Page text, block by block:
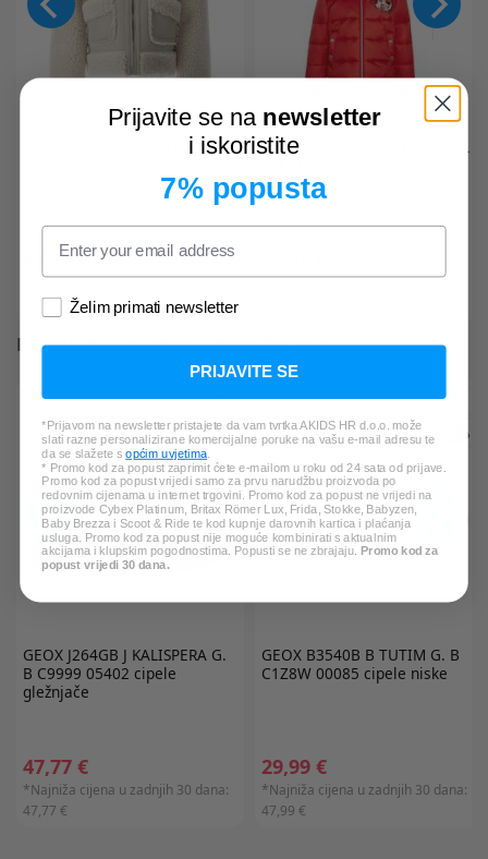
DFA3512F
47,99 €
*Najniža cijena u zadnjih 30 dana:
59,99 €
GEOX
*Najniža cijena u zadnjih 30 dana:
PROVJERITE I DRUGE PROIZVODE:
GEOXJ264GB J KALISPERA G.
B C9999 05402 cipele
gležnjače
47,77 €
*Najniža cijena u zadnjih 30 dana:
47,77 €
GEOXB3540B B TUTIM G. B
C1Z8W 00085 cipele niske
29,99 €
*Najniža cijena u zadnjih 30 dana:
47,99 €
Prijavite se na newsletter
i iskoristite
7% popusta
Želim primati newsletter
PRIJAVITE SE
*Prijavom na newsletter pristajete da vam tvrtka AKIDS HR d.o.o. može
slati razne personalizirane komercijalne poruke na vašu e-mail adresu te
da se slažete sopćim uvjetima.
* Promo kod za popust zaprimit ćete e-mailom u roku od 24 sata od prijave.
Promo kod za popust vrijedi samo za prvu narudžbu proizvoda po
redovnim cijenama u internet trgovini. Promo kod za popust ne vrijedi na
proizvode Cybex Platinum, Britax Römer Lux, Frida, Stokke, Babyzen,
Baby Brezza i Scoot & Ride te kod kupnje darovnih kartica i plaćanja
usluga. Promo kod za popust nije moguće kombinirati s aktualnim
akcijama i klupskim pogodnostima. Popusti se ne zbrajaju. Promo kod za
popust vrijedi 30 dana.